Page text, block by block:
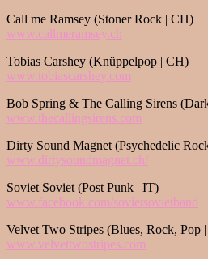
Call me Ramsey (Stoner Rock | CH)
www.callmeramsey.ch
Tobias Carshey (Knüppelpop | CH)
www.tobiascarshey.com
Bob Spring & The Calling Sirens
www.thecallingsirens.com
Dirty Sound Magnet (Psychedelic
www.dirtysoundmagnet.ch/
Soviet Soviet (Post Punk | IT)
www.facebook.com/sovietsovietband
Velvet Two Stripes (Blues, Rock, Pop
www.velvettwostripes.com